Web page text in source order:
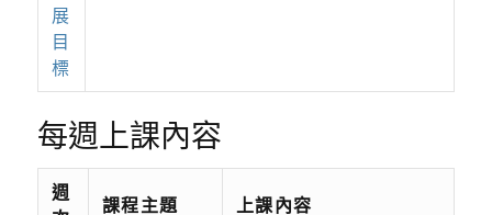
展
目
標
每週上課內容
週
課程主題 上課內容